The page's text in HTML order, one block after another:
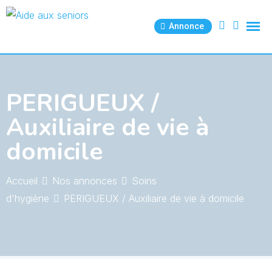
Skip
Annonce
PERIGUEUX /
Auxiliaire de vie à
domicile
Accueil Nos annonces
Soins
d'hygiène
PERIGUEUX / Auxiliaire de vie à domicile